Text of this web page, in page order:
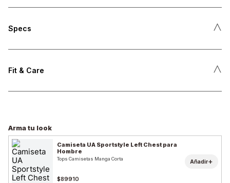
Specs ˄
Fit & Care ˄
Arma tu look
Camiseta UA Sportstyle Left Chest para
Hombre
Tops Camisetas Manga Corta
$89910
Añadir+